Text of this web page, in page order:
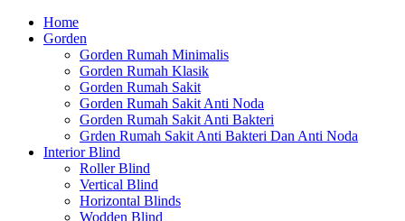
Home
Gorden
Gorden Rumah Minimalis
Gorden Rumah Klasik
Gorden Rumah Sakit
Gorden Rumah Sakit Anti Noda
Gorden Rumah Sakit Anti Bakteri
Grden Rumah Sakit Anti Bakteri Dan Anti Noda
Interior Blind
Roller Blind
Vertical Blind
Horizontal Blinds
Wodden Blind